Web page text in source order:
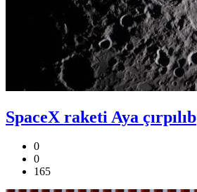
SpaceX raketi Aya çırpılıb
0
0
165